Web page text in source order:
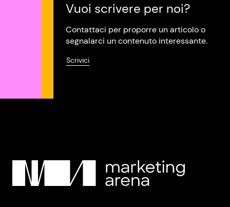
Vuoi scrivere per noi?
Contattaci per proporre un articolo o
segnalarci un contenuto interessante.
Scrivici